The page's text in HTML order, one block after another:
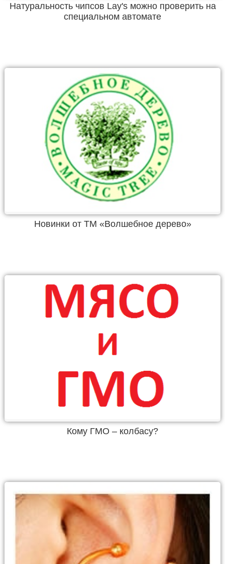
Натуральность чипсов Lay's можно проверить на
специальном автомате
Новинки от ТМ «Волшебное дерево»
Кому ГМО – колбасу?